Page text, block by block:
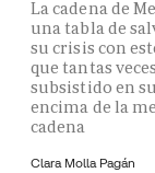
La cadena de
una tabla de
su crisis con
que tantas
subsistido en
encima de la
cadena
Clara Molla Pagán